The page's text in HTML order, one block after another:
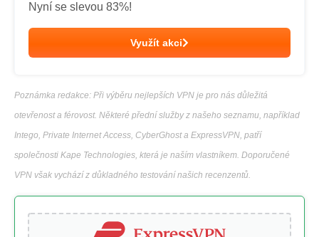
Poznámka redakce: Při výběru nejlepších VPN je pro nás důležitá
otevřenost a férovost. Některé přední služby z našeho seznamu, například
Intego, Private Internet Access, CyberGhost a ExpressVPN, patří
společnosti Kape Technologies, která je naším vlastníkem. Doporučené
VPN však vychází z důkladného testování našich recenzentů.
Nyní se slevou 83%!
Využít akci